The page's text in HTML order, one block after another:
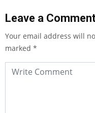
Leave a
Your email address will
marked *